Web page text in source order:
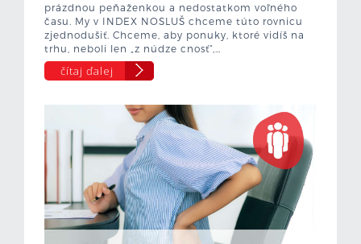
prázdnou peňaženkou a nedostatkom voľného
času. My v INDEX NOSLUŠ chceme túto rovnicu
zjednodušiť. Chceme, aby ponuky, ktoré vidíš na
trhu, neboli len „z núdze cnosť“,…
čítaj ďalej